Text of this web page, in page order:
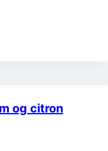
og citron